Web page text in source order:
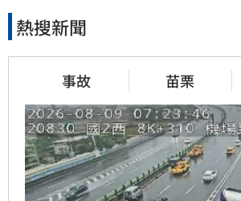
熱搜新聞
事故 苗栗